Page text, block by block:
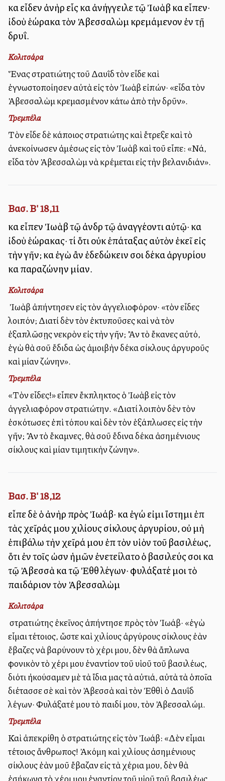
καὶ εἶδεν ἀνὴρ εἷς καὶ ἀνήγγειλε τῷ Ἰωὰβ καὶ εἶπεν·
ἰδοὺ ἑώρακα τὸν Ἀβεσσαλὼμ κρεμάμενον ἐν τῇ
δρυΐ.
Κολιτσάρα
Ἕνας στρατιώτης τοῦ Δαυῒδ τὸν εἶδε καὶ
ἐγνωστοποίησεν αὐτὰ εἰς τὸν Ἰωὰβ εἰπών· «εἶδα τὸν
Ἀβεσσαλὼμ κρεμασμένον κάτω ἀπὸ τὴν δρῦν».
Τρεμπέλα
Τὸν εἶδε δὲ κάποιος στρατιώτης καὶ ἔτρεξε καὶ τὸ
ἀνεκοίνωσεν ἀμέσως εἰς τὸν Ἰωὰβ καὶ τοῦ εἶπε: «Νά,
εἶδα τὸν Ἀβεσσαλὼμ νὰ κρέμεται εἰς τὴν βελανιδιάν».
Βασ. Β' 18,11
καὶ εἶπεν Ἰωὰβ τῷ ἀνδρὶ τῷ ἀναγγέλλοντι αὐτῷ· καὶ
ἰδοὺ ἑώρακας· τί ὅτι οὐκ ἐπάταξας αὐτὸν ἐκεῖ εἰς
τὴν γῆν; καὶ ἐγὼ ἂν ἐδεδώκειν σοι δέκα ἀργυρίου
καὶ παραζώνην μίαν.
Κολιτσάρα
Ὁ Ἰωὰβ ἀπήντησεν εἰς τὸν ἀγγελιοφόρον· «τὸν εἶδες
λοιπόν; Διατί δὲν τὸν ἐκτυποῦσες καὶ νὰ τὸν
ἐξαπλῶσῃς νεκρὸν εἰς τὴν γῆν; Ἂν τὸ ἔκανες αὐτό,
ἐγὼ θὰ σοῦ ἔδιδα ὡς ἀμοιβὴν δέκα σίκλους ἀργυροῦς
καὶ μίαν ζώνην».
Τρεμπέλα
«Τὸν εἶδες!» εἶπεν ἔκπληκτος ὁ Ἰωὰβ εἰς τὸν
ἀγγελιαφόρον στρατιώτην. «Διατί λοιπὸν δὲν τὸν
ἐσκότωσες ἐπὶ τόπου καὶ δὲν τὸν ἑξάπλωσες εἰς τὴν
γῆν; Ἂν τὸ ἔκαμνες, θὰ σοῦ ἔδινα δέκα ἀσημένιους
σίκλους καὶ μίαν τιμητικὴν ζώνην».
Βασ. Β' 18,12
εἶπε δὲ ὁ ἀνὴρ πρὸς Ἰωάβ· καὶ ἐγώ εἰμι ἵστημι ἐπὶ
τὰς χεῖράς μου χιλίους σίκλους ἀργυρίου, οὐ μὴ
ἐπιβάλω τὴν χεῖρά μου ἐπὶ τὸν υἱὸν τοῦ βασιλέως,
ὅτι ἐν τοῖς ὠσὶν ἡμῶν ἐνετείλατο ὁ βασιλεύς σοι καὶ
τῷ Ἀβεσσὰ καὶ τῷ Ἐθθὶ λέγων· φυλάξατέ μοι τὸ
παιδάριον τὸν Ἀβεσσαλὼμ
Κολιτσάρα
Ὁ στρατιώτης ἐκεῖνος ἀπήντησε πρὸς τὸν Ἰωάβ· «ἐγὼ
εἶμαι τέτοιος, ὥστε καὶ χιλίους ἀργύρους σίκλους ἐὰν
ἔβαζες νὰ βαρύνουν τὸ χέρι μου, δὲν θὰ ἄπλωνα
φονικὸν τὸ χέρι μου ἐναντίον τοῦ υἱοῦ τοῦ βασιλέως,
διότι ἠκούσαμεν μὲ τὰ ἴδια μας τὰ αὐτιά, αὐτὰ τὰ ὁποῖα
διέτασσε σὲ καὶ τὸν Ἀβεσσὰ καὶ τὸν Ἐθθὶ ὁ Δαυῒδ
λέγων· Φυλάξατέ μου τὸ παιδί μου, τὸν Ἀβεσσαλώμ.
Τρεμπέλα
Καὶ ἀπεκρίθη ὁ στρατιώτης εἰς τὸν Ἰωάβ: «Δὲν εἶμαι
τέτοιος ἄνθρωπος! Ἀκόμη καὶ χιλίους ἀσημένιους
σίκλους ἐὰν μοῦ ἔβαζαν εἰς τὰ χέρια μου, δὲν θὰ